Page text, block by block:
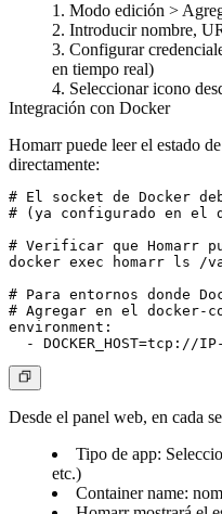
Modo edición >
Introducir nombre,
Configurar
en tiempo real)
Seleccionar icono
Integración con Docker
Homarr puede leer el estado
directamente:
# El socket de Docker
# (ya configurado en el
# Verificar que Homarr
docker exec homarr ls /
# Para entornos donde
# Agregar en el docker-
environment:
Desde el panel web, en cada
Tipo de app:
etc.)
Container name: